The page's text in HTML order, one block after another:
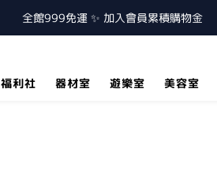
全館999免運 ✨ 加入會員累積購物金
福利社 器材室 遊樂室 美容室